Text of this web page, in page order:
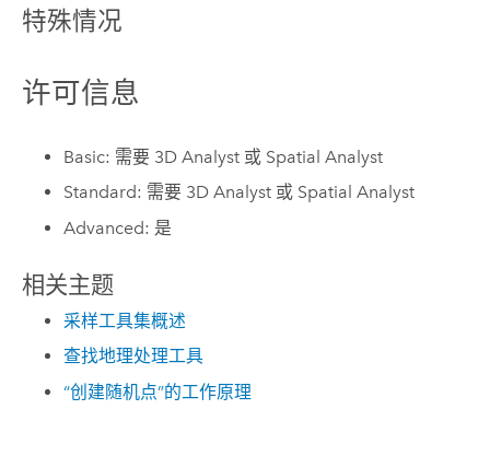
特殊情况
许可信息
Basic: 需要 3D Analyst 或 Spatial Analyst
Standard: 需要 3D Analyst 或 Spatial Analyst
Advanced: 是
相关主题
采样工具集概述
查找地理处理工具
“创建随机点”的工作原理